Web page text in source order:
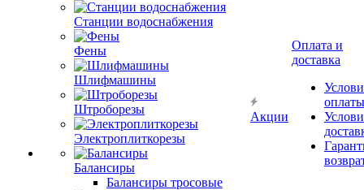
Станции водоснабжения
Фены
Шлифмашины
Штроборезы
Электроплиткорезы
Балансиры
Балансиры тросовые
Акции
Оплата и
доставка
оплаты